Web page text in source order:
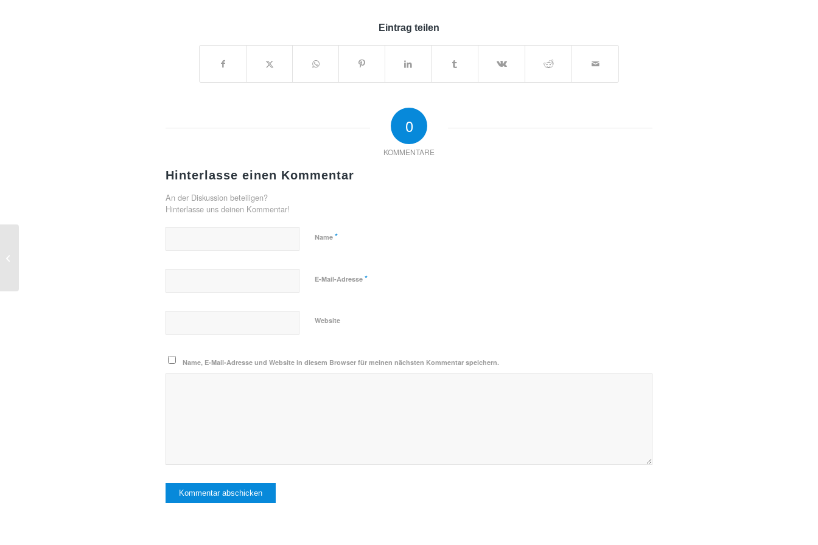
Eintrag teilen
0
KOMMENTARE
Hinterlasse einen Kommentar
An der Diskussion beteiligen?
Hinterlasse uns deinen Kommentar!
Name *
E-Mail-Adresse *
Website
Name, E-Mail-Adresse und Website in diesem Browser für meinen nächsten Kommentar speichern.